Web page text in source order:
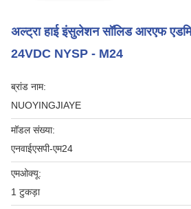
अल्ट्रा हाई इंसुलेशन सॉलिड आरएफ
24VDC NYSP - M24
ब्रांड नाम:
NUOYINGJIAYE
मॉडल संख्या:
एनवाईएसपी-एम24
एमओक्यू:
1 टुकड़ा